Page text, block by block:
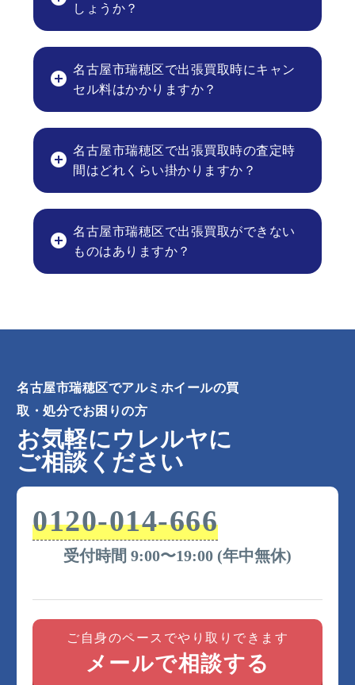
しょうか？
名古屋市瑞穂区で出張買取時にキャン
セル料はかかりますか？
名古屋市瑞穂区で出張買取時の査定時
間はどれくらい掛かりますか？
名古屋市瑞穂区で出張買取ができない
ものはありますか？
名古屋市瑞穂区でアルミホイールの買
取・処分でお困りの方
お気軽にウレルヤに
ご相談ください
0120-014-666
受付時間 9:00〜19:00 (年中無休)
ご自身のペースでやり取りできます
メールで相談する